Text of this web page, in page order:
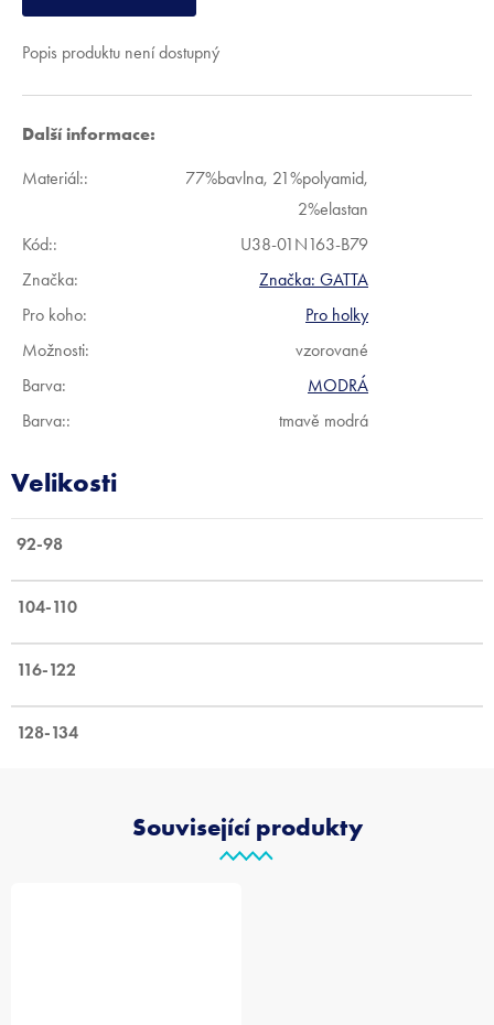
Popis produktu není dostupný
Další informace:
Materiál::
77%bavlna, 21%polyamid,
2%elastan
Kód::
U38-01N163-B79
Značka:
Značka: GATTA
Pro koho:
Pro holky
Možnosti:
vzorované
Barva:
MODRÁ
Barva:: tmavě modrá
92-98
104-110
116-122
128-134
Související produkty